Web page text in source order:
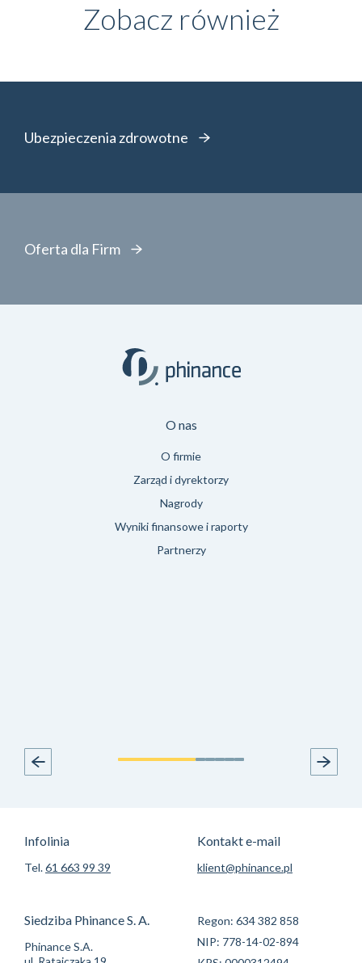
Zobacz również
Ubezpieczenia zdrowotne
Oferta dla Firm
O nas
O firmie
Zarząd i dyrektorzy
Nagrody
Wyniki finansowe i raporty
Partnerzy
Infolinia
Tel.61 663 99 39
Kontakt e-mail
klient@phinance.pl
Siedziba Phinance S. A.
Phinance S.A.
Regon: 634 382 858
NIP: 778-14-02-894